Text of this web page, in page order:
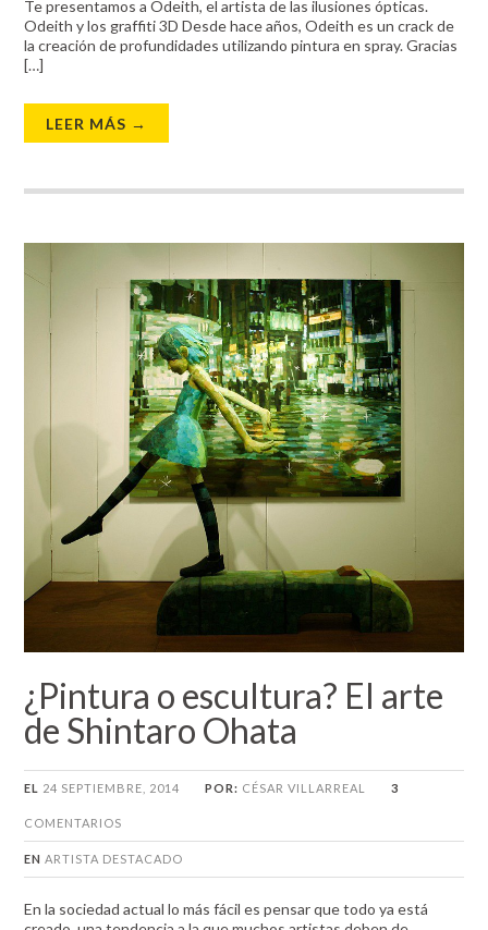
Te presentamos a Odeith, el artista de las ilusiones ópticas.
Odeith y los graffiti 3D Desde hace años, Odeith es un crack de
la creación de profundidades utilizando pintura en spray. Gracias
[…]
LEER MÁS →
¿Pintura o escultura? El arte
de Shintaro Ohata
EL 24 SEPTIEMBRE, 2014 POR: CÉSAR VILLARREAL 3
COMENTARIOS
EN ARTISTA DESTACADO
En la sociedad actual lo más fácil es pensar que todo ya está